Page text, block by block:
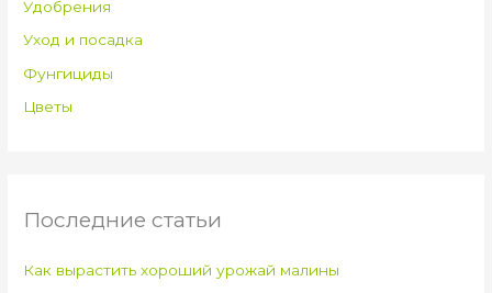
Удобрения
Уход и посадка
Фунгициды
Цветы
Последние статьи
Как вырастить хороший урожай малины